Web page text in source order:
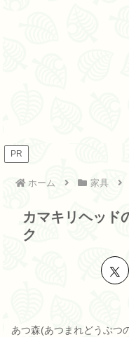
PR
ホーム 家具
カマキリヘッド
ク
あつ森(あつまれどうぶつ